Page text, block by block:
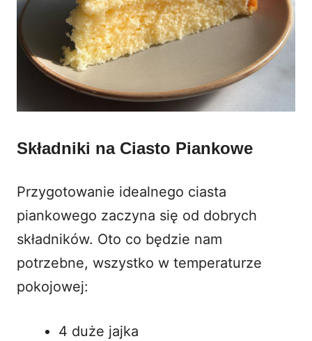
Składniki na Ciasto Piankowe
Przygotowanie idealnego ciasta
piankowego zaczyna się od dobrych
składników. Oto co będzie nam
potrzebne, wszystko w temperaturze
pokojowej:
4 duże jajka